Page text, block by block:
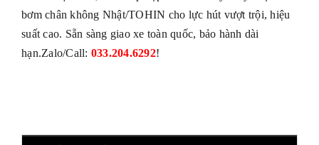
bơm chân không Nhật/TOHIN cho lực hút vượt trội, hiệu
suất cao. Sẵn sàng giao xe toàn quốc, bảo hành dài
hạn.Zalo/Call: 033.204.6292!